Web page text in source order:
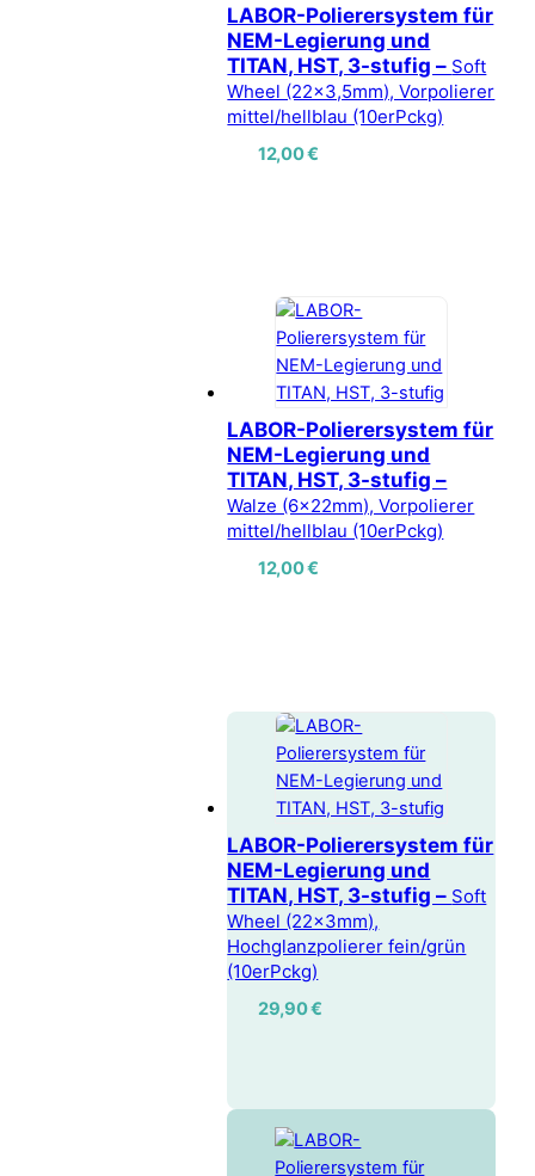
LABOR-Polierersystem für
NEM-Legierung und
TITAN, HST, 3-stufig – Soft
Wheel (22x3,5mm), Vorpolierer
mittel/hellblau (10erPckg)
12,00€
LABOR-Polierersystem für
NEM-Legierung und
TITAN, HST, 3-stufig –
Walze (6x22mm), Vorpolierer
mittel/hellblau (10erPckg)
12,00€
LABOR-Polierersystem für
NEM-Legierung und
TITAN, HST, 3-stufig – Soft
Wheel (22x3mm),
Hochglanzpolierer fein/grün
(10erPckg)
29,90€